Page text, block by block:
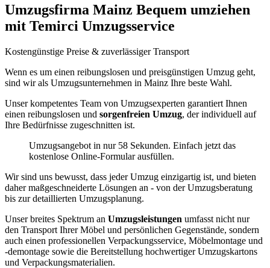
Umzugsfirma Mainz Bequem umziehen
mit Temirci Umzugsservice
Kostengünstige Preise & zuverlässiger Transport
Wenn es um einen reibungslosen und preisgünstigen Umzug geht,
sind wir als Umzugsunternehmen in Mainz Ihre beste Wahl.
Unser kompetentes Team von Umzugsexperten garantiert Ihnen
einen reibungslosen und sorgenfreien Umzug, der individuell auf
Ihre Bedürfnisse zugeschnitten ist.
Umzugsangebot in nur 58 Sekunden. Einfach jetzt das
kostenlose Online-Formular ausfüllen.
Wir sind uns bewusst, dass jeder Umzug einzigartig ist, und bieten
daher maßgeschneiderte Lösungen an - von der Umzugsberatung
bis zur detaillierten Umzugsplanung.
Unser breites Spektrum an Umzugsleistungen umfasst nicht nur
den Transport Ihrer Möbel und persönlichen Gegenstände, sondern
auch einen professionellen Verpackungsservice, Möbelmontage und
-demontage sowie die Bereitstellung hochwertiger Umzugskartons
und Verpackungsmaterialien.